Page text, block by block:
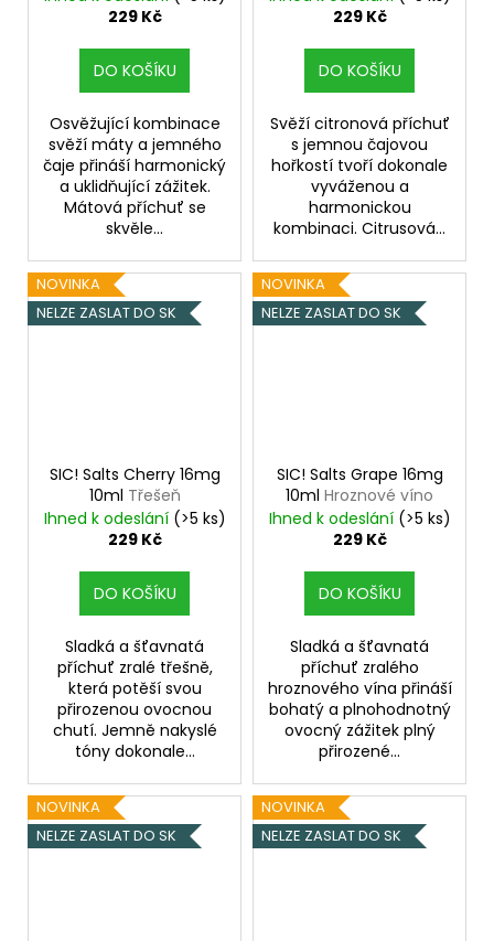
229 Kč
DO KOŠÍKU
Osvěžující kombinace
svěží máty a jemného
čaje přináší harmonický
a uklidňující zážitek.
Mátová příchuť se
skvěle...
229 Kč
DO KOŠÍKU
Svěží citronová příchuť
s jemnou čajovou
hořkostí tvoří dokonale
vyváženou a
harmonickou
kombinaci. Citrusová...
NOVINKA
NELZE ZASLAT DO SK
SIC! Salts Cherry 16mg
10ml Třešeň
Ihned k odeslání (>5 ks)
229 Kč
DO KOŠÍKU
Sladká a šťavnatá
příchuť zralé třešně,
která potěší svou
přirozenou ovocnou
chutí. Jemně nakyslé
tóny dokonale...
NOVINKA
NELZE ZASLAT DO SK
SIC! Salts Grape 16mg
10ml Hroznové víno
Ihned k odeslání (>5 ks)
229 Kč
DO KOŠÍKU
Sladká a šťavnatá
příchuť zralého
hroznového vína přináší
bohatý a plnohodnotný
ovocný zážitek plný
přirozené...
NOVINKA
NELZE ZASLAT DO SK
NOVINKA
NELZE ZASLAT DO SK